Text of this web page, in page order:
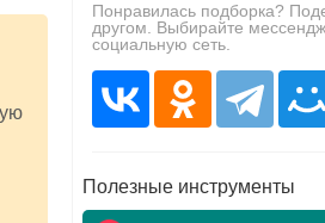
Понравилась подборка?
другом. Выбирайте
социальную сеть.
Полезные инструменты